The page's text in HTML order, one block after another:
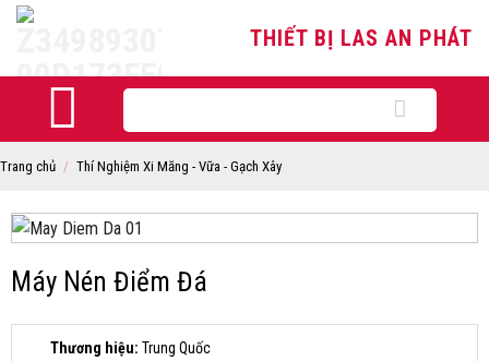
Skip
THIẾT BỊ LAS AN PHÁT
kiếm:
Trang chủ / Thí Nghiệm Xi Măng - Vữa - Gạch Xây
Máy Nén Điểm Đá
Thương hiệu: Trung Quốc